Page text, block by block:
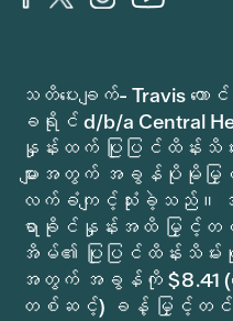
သတိပေးချက်- Travis ကောင်
ခရိုင် d/b/a
နှုန်းထက် ပြုပြင်ထိန်
များအတွက် အခွန်ပိုမိုမ
လက်ခံကျင့်သုံးခဲ့သည်။ အ
ရာခိုင်နှုန်းအထိ မြှင့်တ
အိမ်၏ ပြုပြင်ထိန်းသိမ်
အတွက် အခွန်ကို $8.41 (ဒ
တစ်ဆင့်) ခန့် မြှင့်တ